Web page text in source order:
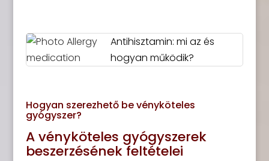
Antihisztamin: mi az és
hogyan működik?
Hogyan szerezhető be vényköteles
gyógyszer?
A vényköteles gyógyszerek
beszerzésének feltételei